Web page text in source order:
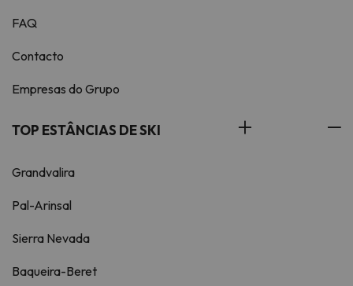
FAQ
Contacto
Empresas do Grupo
TOP ESTÂNCIAS DE SKI
Grandvalira
Pal-Arinsal
Sierra Nevada
Baqueira-Beret